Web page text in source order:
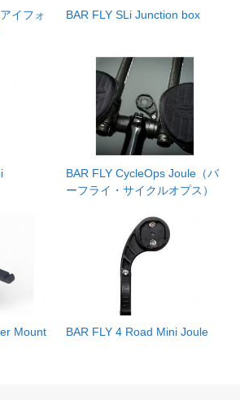
イフォ
BAR FLY SLi Junction box
BAR FLY CycleOps Joule（バ
ーフライ・サイクルオプス）
Mount BAR FLY 4 Road Mini Joule